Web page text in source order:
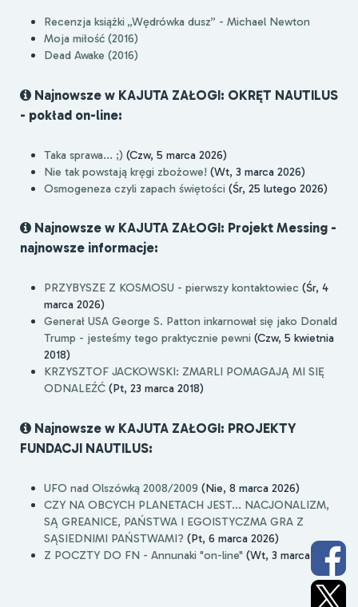
Recenzja książki „Wędrówka dusz” - Michael Newton
Moja miłość (2016)
Dead Awake (2016)
Najnowsze w KAJUTA ZAŁOGI: OKRĘT NAUTILUS
- pokład on-line:
Taka sprawa... ;) (Czw, 5 marca 2026)
Nie tak powstają kręgi zbożowe! (Wt, 3 marca 2026)
Osmogeneza czyli zapach świętości (Śr, 25 lutego 2026)
Najnowsze w KAJUTA ZAŁOGI: Projekt Messing -
najnowsze informacje:
PRZYBYSZE Z KOSMOSU - pierwszy kontaktowiec (Śr, 4
marca 2026)
Generał USA George S. Patton inkarnował się jako Donald
Trump - jesteśmy tego praktycznie pewni (Czw, 5 kwietnia
2018)
KRZYSZTOF JACKOWSKI: ZMARLI POMAGAJĄ MI SIĘ
ODNALEŹĆ (Pt, 23 marca 2018)
Najnowsze w KAJUTA ZAŁOGI: PROJEKTY
FUNDACJI NAUTILUS:
UFO nad Olszówką 2008/2009 (Nie, 8 marca 2026)
CZY NA OBCYCH PLANETACH JEST... NACJONALIZM,
SĄ GREANICE, PAŃSTWA I EGOISTYCZMA GRA Z
SĄSIEDNIMI PAŃSTWAMI? (Pt, 6 marca 2026)
Z POCZTY DO FN - Annunaki "on-line" (Wt, 3 marca 2026)